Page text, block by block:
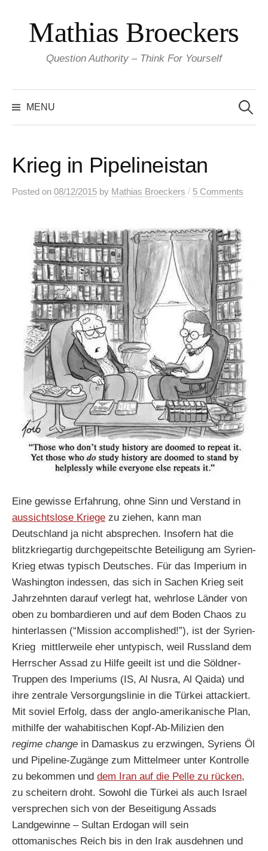
content
Mathias Broeckers
Question Authority – Think For Yourself
MENU
for:
Krieg in Pipelineistan
Posted on 08/12/2015 by Mathias Broeckers / 5 Comments
Eine gewisse Erfahrung, ohne Sinn und Verstand in
aussichtslose Kriege zu ziehen, kann man
Deutschland ja nicht absprechen. Insofern hat die
blitzkriegartig durchgepeitschte Beteiligung am Syrien-
Krieg etwas typisch Deutsches. Für das Imperium in
Washington indessen, das sich in Sachen Krieg seit
Jahrzehnten darauf verlegt hat, wehrlose Länder von
oben zu bombardieren und auf dem Boden Chaos zu
hinterlassen (“Mission accomplished!”), ist der Syrien-
Krieg mittlerweile eher untypisch, weil Russland dem
Herrscher Assad zu Hilfe geeilt ist und die Söldner-
Truppen des Imperiums (IS, Al Nusra, Al Qaida) und
ihre zentrale Versorgungslinie in die Türkei attackiert.
Mit soviel Erfolg, dass der anglo-amerikanische Plan,
mithilfe der wahabitischen Kopf-Ab-Milizien den
regime change in Damaskus zu erzwingen, Syriens Öl
und Pipeline-Zugänge zum Mittelmeer unter Kontrolle
zu bekommen und dem Iran auf die Pelle zu rücken,
zu scheitern droht. Sowohl die Türkei als auch Israel
versprechen sich von der Beseitigung Assads
Landgewinne – Sultan Erdogan will sein
ottomanisches Reich bis in den Irak ausdehnen und